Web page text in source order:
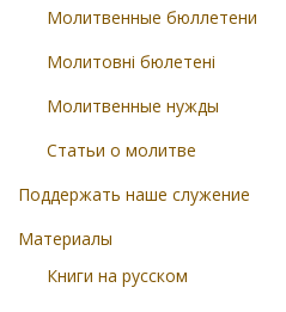
Молитвенные бюллетени
Молитовні бюлетені
Молитвенные нужды
Статьи о молитве
Поддержать наше служение
Материалы
Книги на русском